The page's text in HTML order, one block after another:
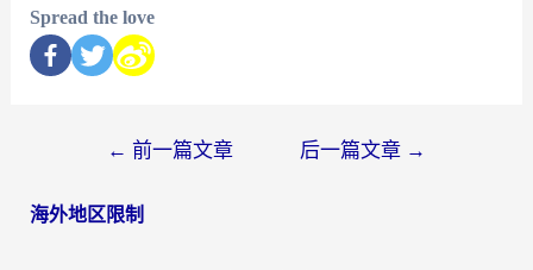
Spread the love
← 前一篇文章 后一篇文章 →
海外地区限制